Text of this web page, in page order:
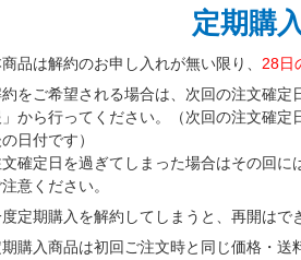
定期購
品は解約のお申し入れが無い限り、 28日
をご希望される場合は、次回の注文確定
から行ってください。（次回の注文確
日付です）
確定日を過ぎてしまった場合はその回に
意ください。
定期購入を解約してしまうと、再開はで
購入商品は初回ご注文時と同じ価格・送